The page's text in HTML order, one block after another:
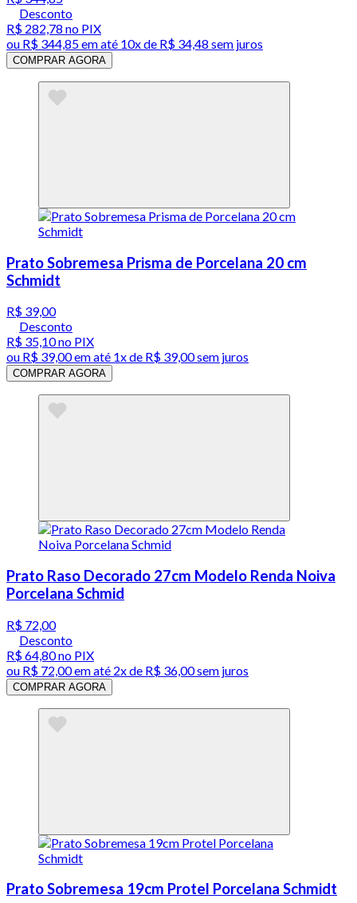
Desconto
R$ 282,78 no PIX
ou R$ 344,85em até 10x de R$ 34,48 sem juros
COMPRAR AGORA
Prato Sobremesa Prisma de Porcelana 20 cm
Schmidt
R$ 39,00
Desconto
R$ 35,10no PIX
ou R$ 39,00em até 1x de R$ 39,00sem juros
COMPRAR AGORA
Prato Raso Decorado 27cm Modelo Renda Noiva
Porcelana Schmid
R$ 72,00
Desconto
R$ 64,80no PIX
ou R$ 72,00em até 2x de R$ 36,00 sem juros
COMPRAR AGORA
Prato Sobremesa 19cm Protel Porcelana Schmidt